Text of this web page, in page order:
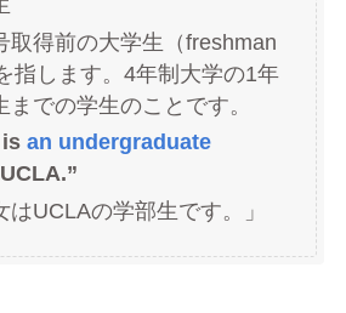
取得前の大学生（freshman
指します。4年制大学の1年
までの学生のことです。
isan undergraduate
はUCLAの学部生です。」